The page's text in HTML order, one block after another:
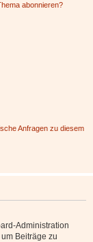
abonnieren?
Anfragen zu diesem
Administration
Beiträge zu